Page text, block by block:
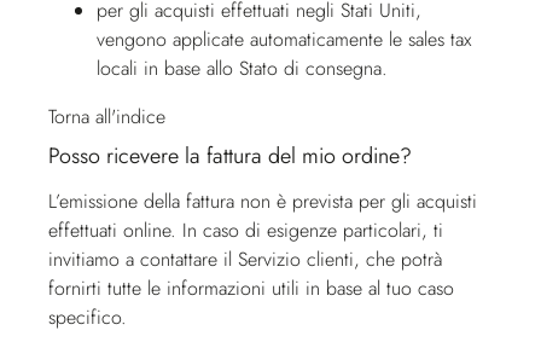
per gli acquisti effettuati negli Stati Uniti,
vengono applicate automaticamente le sales tax
locali in base allo Stato di consegna.
Torna all'indice
Posso ricevere la fattura del mio ordine?
L’emissione della fattura non è prevista per gli acquisti
effettuati online. In caso di esigenze particolari, ti
invitiamo a contattare il Servizio clienti, che potrà
fornirti tutte le informazioni utili in base al tuo caso
specifico.